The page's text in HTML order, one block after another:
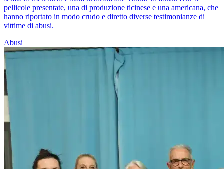
pellicole presentate, una di produzione ticinese e una americana, che
hanno riportato in modo crudo e diretto diverse testimonianze di
vittime di abusi.
Abusi